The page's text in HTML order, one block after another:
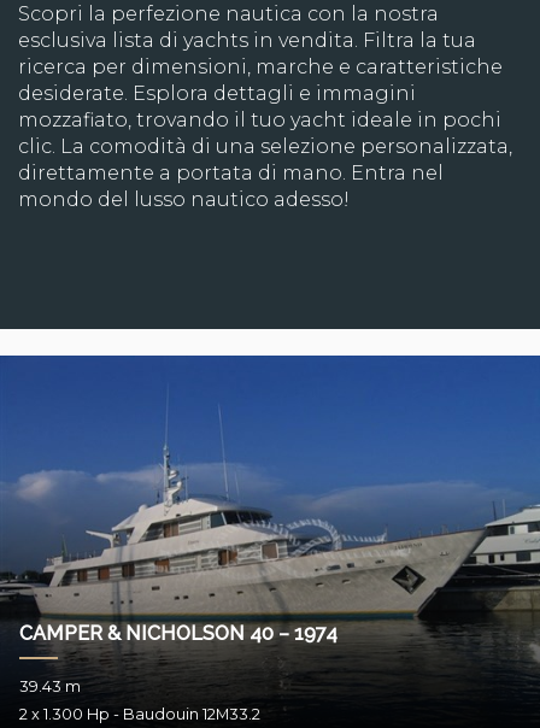
Scopri la perfezione nautica con la nostra
esclusiva lista di yachts in vendita. Filtra la tua
ricerca per dimensioni, marche e caratteristiche
desiderate. Esplora dettagli e immagini
mozzafiato, trovando il tuo yacht ideale in pochi
clic. La comodità di una selezione personalizzata,
direttamente a portata di mano. Entra nel
mondo del lusso nautico adesso!
CAMPER & NICHOLSON 40 – 1974
39.43 m
2 x 1.300 Hp - Baudouin 12M33.2